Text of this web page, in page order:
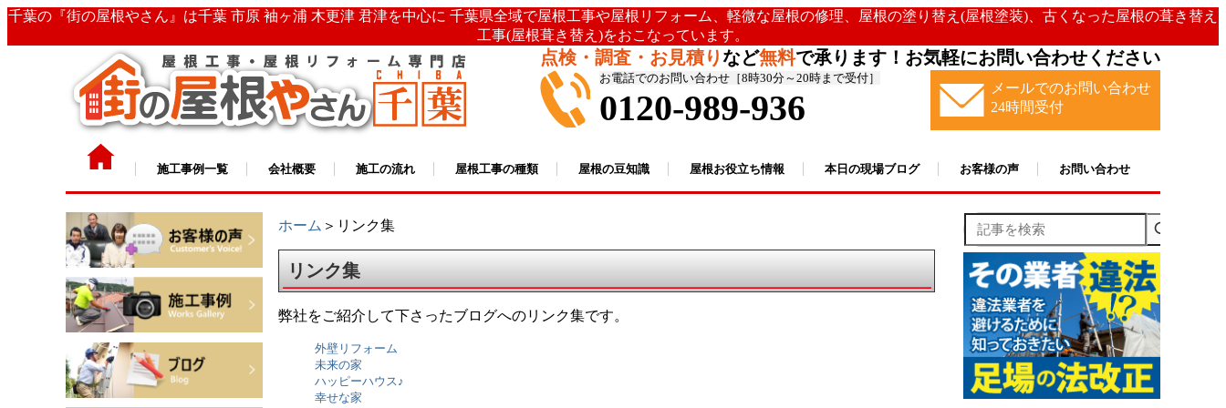
千葉の『街の屋根やさん』は千葉 市原 袖ヶ浦 木更津 君津を中心に 千葉県全域で屋根工事や屋根リフォーム、軽微な屋根の修理、屋根の塗り替え(屋根塗装)、古くなった屋根の葺き替え
工事(屋根葺き替え)をおこなっています。
点検・調査・お見積りなど無料で承ります！お気軽にお問い合わせください
お電話でのお問い合わせ［8時30分～20時まで受付］
0120-989-936
メールでのお問い合わせ
24時間受付
施工事例一覧 会社概要 施工の流れ 屋根工事の種類 屋根の豆知識 屋根お役立ち情報 本日の現場ブログ お客様の声 お問い合わせ
ホーム ＞リンク集
リンク集
弊社をご紹介して下さったブログへのリンク集です。
外壁リフォーム
未来の家
ハッピーハウス♪
幸せな家
記事を検索